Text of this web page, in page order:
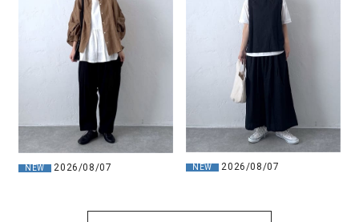
NEW 2026/08/07 NEW 2026/08/07